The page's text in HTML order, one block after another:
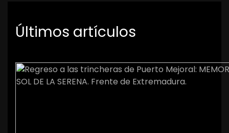
Últimos artículos